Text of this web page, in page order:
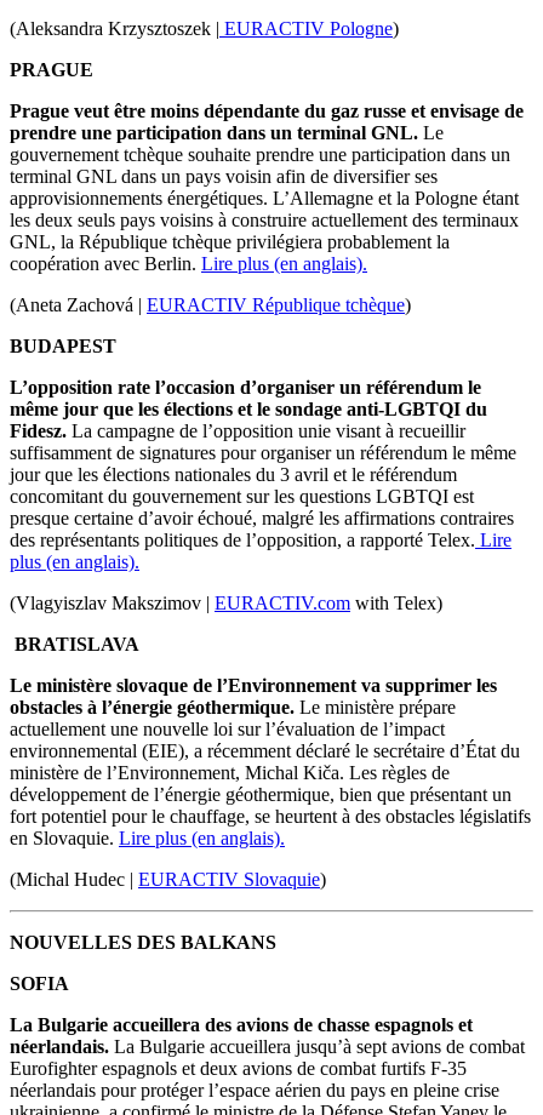
(Aleksandra Krzysztoszek | EURACTIV Pologne)
PRAGUE
Prague veut être moins dépendante du gaz russe et envisage de
prendre une participation dans un terminal GNL. Le
gouvernement tchèque souhaite prendre une participation dans un
terminal GNL dans un pays voisin afin de diversifier ses
approvisionnements énergétiques. L’Allemagne et la Pologne étant
les deux seuls pays voisins à construire actuellement des terminaux
GNL, la République tchèque privilégiera probablement la
coopération avec Berlin. Lire plus (en anglais).
(Aneta Zachová | EURACTIV République tchèque)
BUDAPEST
L’opposition rate l’occasion d’organiser un référendum le
même jour que les élections et le sondage anti-LGBTQI du
Fidesz. La campagne de l’opposition unie visant à recueillir
suffisamment de signatures pour organiser un référendum le même
jour que les élections nationales du 3 avril et le référendum
concomitant du gouvernement sur les questions LGBTQI est
presque certaine d’avoir échoué, malgré les affirmations contraires
des représentants politiques de l’opposition, a rapporté Telex. Lire
plus (en anglais).
(Vlagyiszlav Makszimov | EURACTIV.com with Telex)
BRATISLAVA
Le ministère slovaque de l’Environnement va supprimer les
obstacles à l’énergie géothermique. Le ministère prépare
actuellement une nouvelle loi sur l’évaluation de l’impact
environnemental (EIE), a récemment déclaré le secrétaire d’État du
ministère de l’Environnement, Michal Kiča. Les règles de
développement de l’énergie géothermique, bien que présentant un
fort potentiel pour le chauffage, se heurtent à des obstacles législatifs
en Slovaquie. Lire plus (en anglais).
(Michal Hudec | EURACTIV Slovaquie)
NOUVELLES DES BALKANS
SOFIA
La Bulgarie accueillera des avions de chasse espagnols et
néerlandais. La Bulgarie accueillera jusqu’à sept avions de combat
Eurofighter espagnols et deux avions de combat furtifs F-35
néerlandais pour protéger l’espace aérien du pays en pleine crise